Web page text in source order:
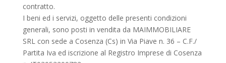
contratto.
I beni ed i servizi, oggetto delle presenti condizioni
generali, sono posti in vendita da MAIMMOBILIARE
SRL con sede a Cosenza (Cs) in Via Piave n. 36 – C.F./
Partita Iva ed iscrizione al Registro Imprese di Cosenza